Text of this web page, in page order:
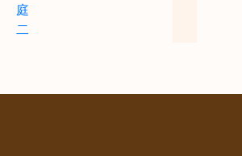
庭
二